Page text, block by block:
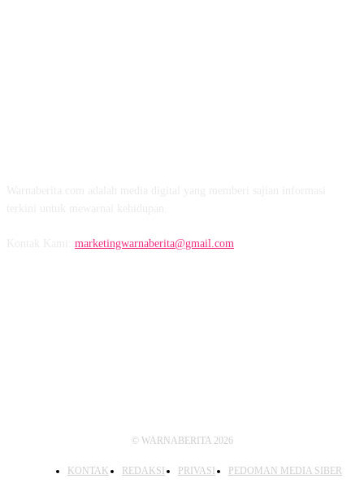
marketingwarnaberita@gmail.com
© WARNABERITA 2026
KONTAK REDAKSI PRIVASI PEDOMAN MEDIA SIBER